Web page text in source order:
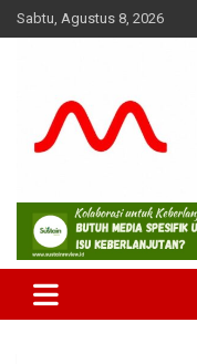
Skip
to
Sabtu, Agustus 8, 2026
MulaMula
Medianya para Gen Z